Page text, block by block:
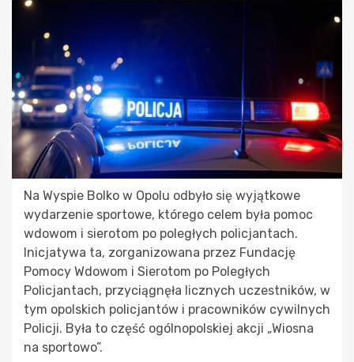
Na Wyspie Bolko w Opolu odbyło się wyjątkowe
wydarzenie sportowe, którego celem była pomoc
wdowom i sierotom po poległych policjantach.
Inicjatywa ta, zorganizowana przez Fundację
Pomocy Wdowom i Sierotom po Poległych
Policjantach, przyciągnęła licznych uczestników, w
tym opolskich policjantów i pracowników cywilnych
Policji. Była to część ogólnopolskiej akcji „Wiosna
na sportowo”.